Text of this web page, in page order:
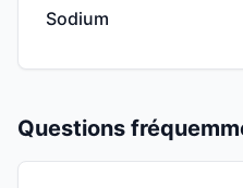
Sodium
Questions